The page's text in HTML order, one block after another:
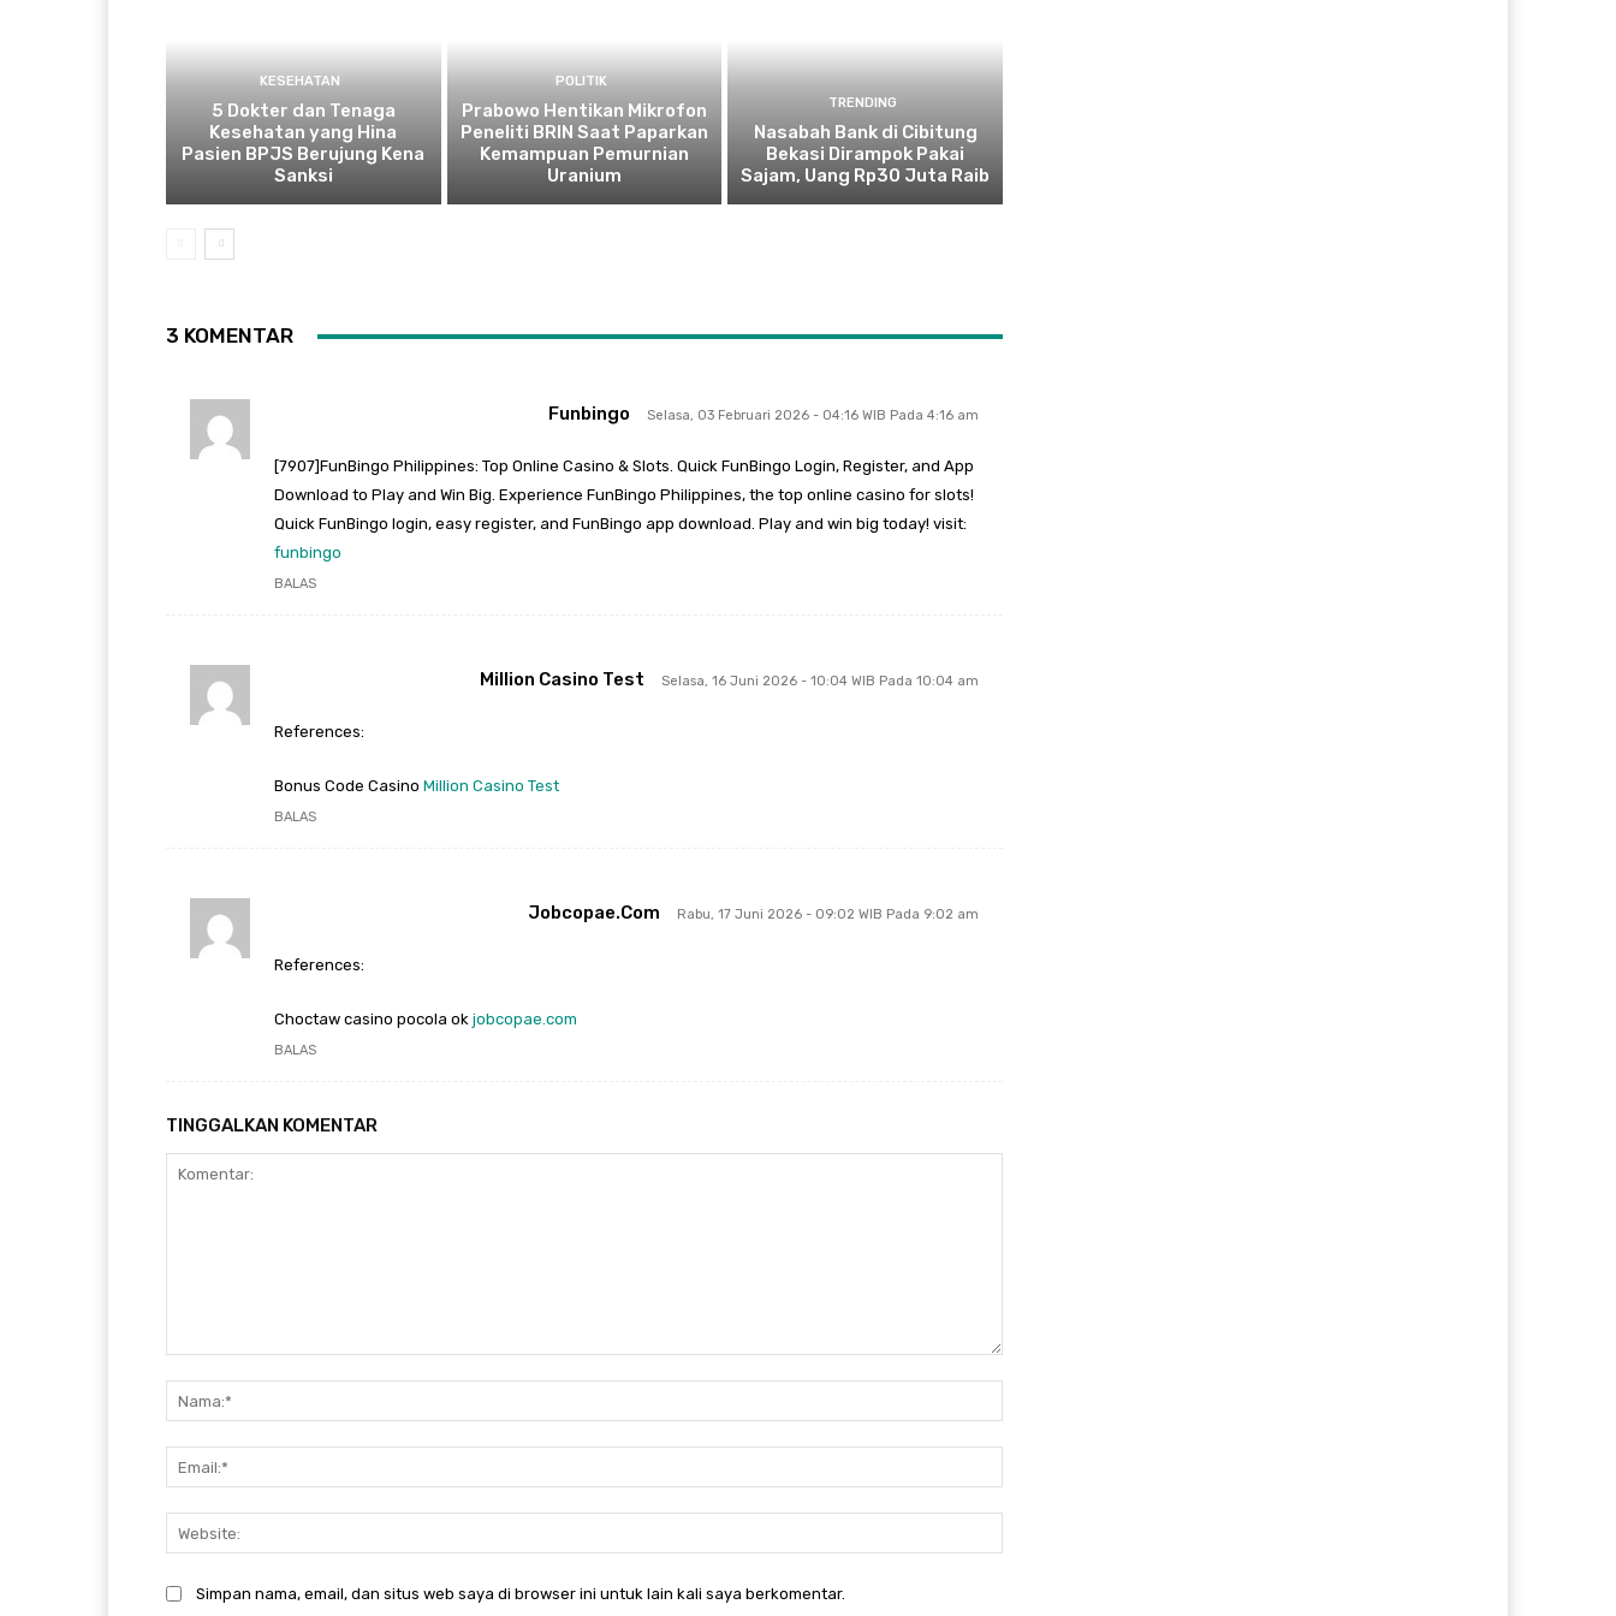
KESEHATAN
5 Dokter dan Tenaga
Kesehatan yang Hina
Pasien BPJS Berujung Kena
Sanksi
POLITIK
Prabowo Hentikan Mikrofon
Peneliti BRIN Saat Paparkan
Kemampuan Pemurnian
Uranium
TRENDING
Nasabah Bank di Cibitung
Bekasi Dirampok Pakai
Sajam, Uang Rp30 Juta Raib
3 KOMENTAR
Funbingo Selasa, 03 Februari 2026 - 04:16 WIB Pada 4:16 am
[7907]FunBingo Philippines: Top Online Casino & Slots. Quick FunBingo Login, Register, and App
Download to Play and Win Big. Experience FunBingo Philippines, the top online casino for slots!
Quick FunBingo login, easy register, and FunBingo app download. Play and win big today! visit:
funbingo
BALAS
Million Casino Test Selasa, 16 Juni 2026 - 10:04 WIB Pada 10:04 am
References:
Bonus Code Casino Million Casino Test
BALAS
Jobcopae.com Rabu, 17 Juni 2026 - 09:02 WIB Pada 9:02 am
References:
Choctaw casino pocola ok jobcopae.com
BALAS
TINGGALKAN KOMENTAR
Simpan nama, email, dan situs web saya di browser ini untuk lain kali saya berkomentar.